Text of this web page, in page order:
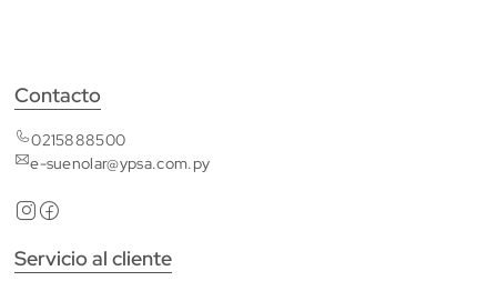
Contacto
0215888500
e-suenolar@ypsa.com.py
Servicio al cliente